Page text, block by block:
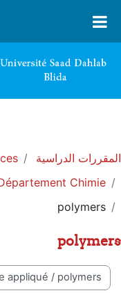
المقررات الدراسية
Chimie
polymers
polymers
تصنيفات المقررات